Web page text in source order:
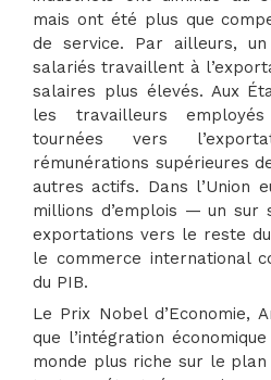
mais ont été plus que
de service. Par ailleurs,
salariés travaillent à
salaires plus élevés. Aux
les travailleurs
tournées vers
rémunérations supérieures
autres actifs. Dans l’Union
millions d’emplois — un
exportations vers le reste
le commerce international
du PIB.
Le Prix Nobel d’Economie,
que l’intégration
monde plus riche sur le